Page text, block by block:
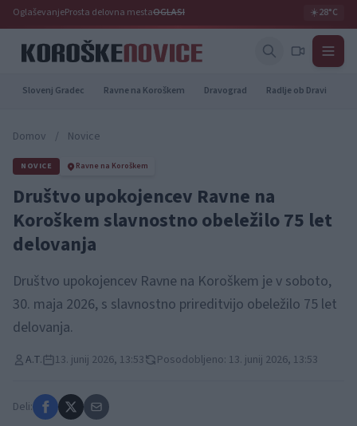
OglaševanjeProsta delovna mestaOGLASI ☀️28°C
Slovenj Gradec Ravne na Koroškem Dravograd Radlje ob Dravi
Domov / Novice
NOVICE Ravne na Koroškem
Društvo upokojencev Ravne na
Koroškem slavnostno obeležilo 75 let
delovanja
Društvo upokojencev Ravne na Koroškem je v soboto,
30. maja 2026, s slavnostno prireditvijo obeležilo 75 let
delovanja.
A.T. 13. junij 2026, 13:53 Posodobljeno: 13. junij 2026, 13:53
Deli: